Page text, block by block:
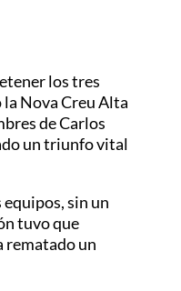
los tres
Nova Creu Alta
de Carlos
un triunfo vital
sin un
tuvo que
rematado un